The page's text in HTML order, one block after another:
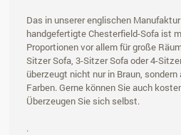
Das in unserer englischen
handgefertigte Chesterfield-Sofa ist
Proportionen vor allem für große
Sitzer Sofa, 3-Sitzer Sofa oder 4-
überzeugt nicht nur in Braun,
Farben. Gerne können Sie auch
Überzeugen Sie sich selbst.
.